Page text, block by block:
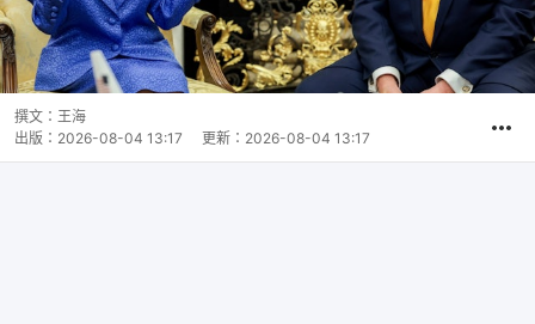
撰文： 王海
出版： 2026-08-04 13:17 更新： 2026-08-04 13:17